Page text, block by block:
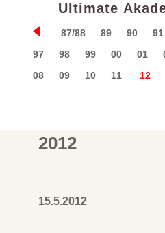
Ultimate
87/88 89 90 91
97
98 99 00 01
08
09 10 11 12
2012
15.5.